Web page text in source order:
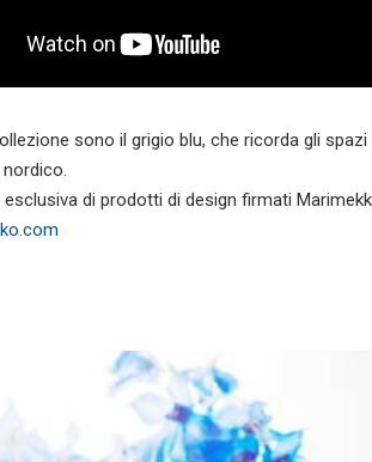
sono il grigio blu, che ricorda gli
di prodotti di design firmati